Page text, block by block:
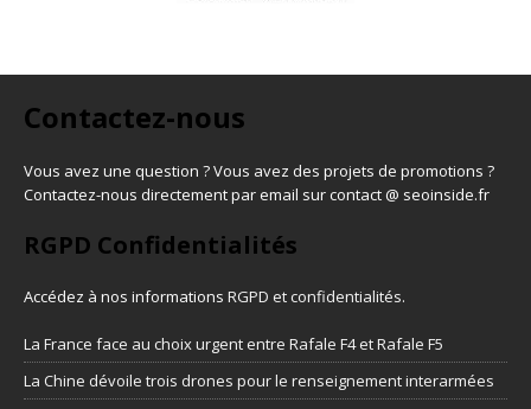
Contactez-nous
Vous avez une question ? Vous avez des projets de promotions ?
Contactez-nous directement par email sur contact @ seoinside.fr
RGPD Confidentialités
Accédez à nos informations RGPD et confidentialités.
La France face au choix urgent entre Rafale F4 et Rafale F5
La Chine dévoile trois drones pour le renseignement interarmées